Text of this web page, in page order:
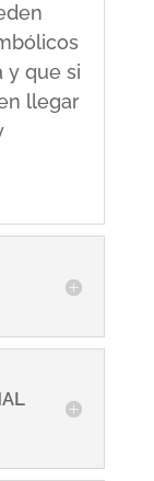
y que si
llegar